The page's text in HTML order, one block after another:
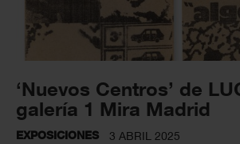
‘Nuevos Centros’ de
galería 1 Mira Madrid
EXPOSICIONES 3 ABRIL 2025